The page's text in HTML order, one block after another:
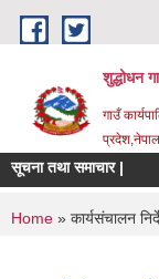
Skip to main content
शुद्धोधन
गाउँ
प्रदेश,नेपाल
सूचना तथा समाचार |
You are
Home » कार्यसंचालन